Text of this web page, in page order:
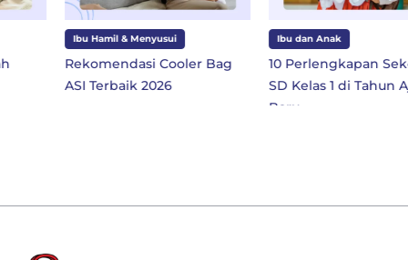
Ibu Hamil & Menyusui
Rekomendasi Cooler Bag
ASI Terbaik 2026
Ibu dan Anak
10 Perlengkapan Sekolah
SD Kelas 1 di Tahun Ajaran